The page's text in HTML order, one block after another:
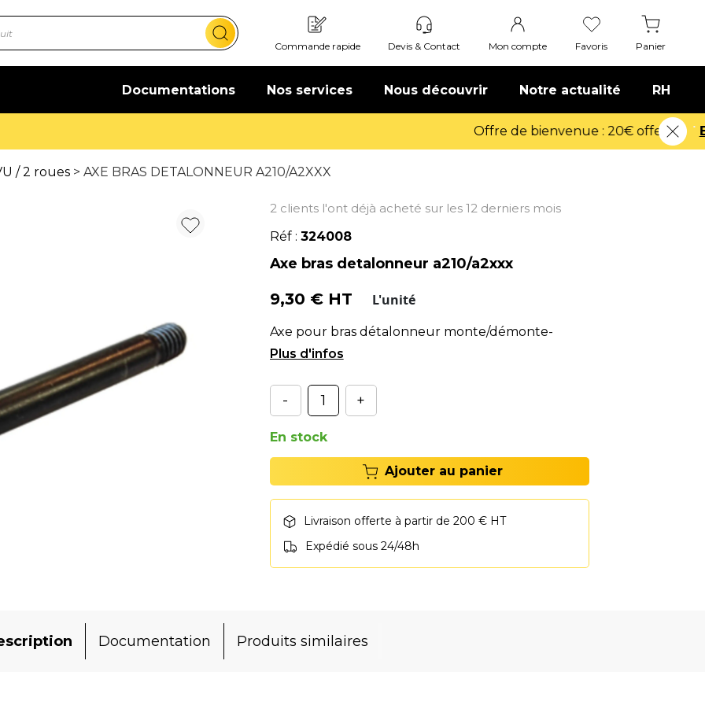
Commande rapide Devis & Contact Mon compte Favoris Panier
Documentations Nos services Nous découvrir Notre actualité RH
/ 2 roues > AXE BRAS DETALONNEUR A210/A2XXX
2 clients l'ont déjà acheté sur les 12 derniers mois
Réf : 324008
Axe bras detalonneur a210/a2xxx
9,30 € HT L'unité
Axe pour bras détalonneur monte/démonte-
pneus A210/A2XXX.
- +
En stock
Ajouter au panier
Livraison offerte à partir de 200 € HT
Expédié sous 24/48h
Documentation Produits similaires